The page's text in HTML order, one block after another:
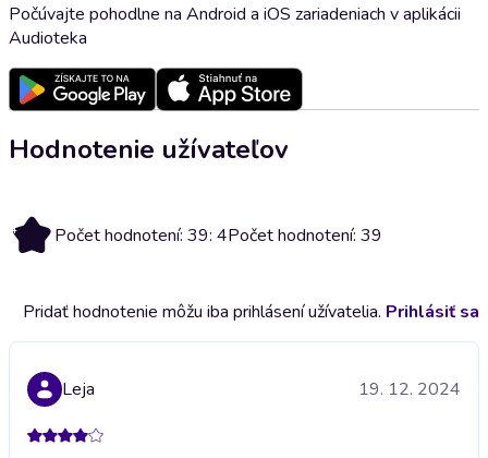
Počúvajte pohodlne na Android a iOS zariadeniach v aplikácii
Audioteka
Hodnotenie užívateľov
4 Počet hodnotení: 39: 4Počet hodnotení: 39
Pridať hodnotenie môžu iba prihlásení užívatelia. Prihlásiť sa
Leja 19. 12. 2024